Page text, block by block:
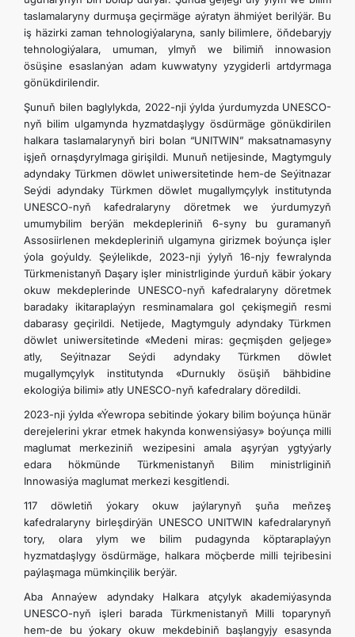
taslamalaryny durmuşa geçirmäge aýratyn ähmiýet berilýär. Bu
iş häzirki zaman tehnologiýalaryna, sanly bilimlere, öňdebaryjy
tehnologiýalara, umuman, ylmyň we bilimiň innowasion
ösüşine esaslanýan adam kuwwatyny yzygiderli artdyrmaga
gönükdirilendir.
Şunuň bilen baglylykda, 2022-nji ýylda ýurdumyzda UNESCO-
nyň bilim ulgamynda hyzmatdaşlygy ösdürmäge gönükdirilen
halkara taslamalarynyň biri bolan “UNITWIN” maksatnamasyny
işjeň ornaşdyrylmaga girişildi. Munuň netijesinde, Magtymguly
adyndaky Türkmen döwlet uniwersitetinde hem-de Seýitnazar
Seýdi adyndaky Türkmen döwlet mugallymçylyk institutynda
UNESCO-nyň kafedralaryny döretmek we ýurdumyzyň
umumybilim berýän mekdepleriniň 6-syny bu guramanyň
Assosiirlenen mekdepleriniň ulgamyna girizmek boýunça işler
ýola goýuldy. Şeýlelikde, 2023-nji ýylyň 16-njy fewralynda
Türkmenistanyň Daşary işler ministrliginde ýurduň käbir ýokary
okuw mekdeplerinde UNESCO-nyň kafedralaryny döretmek
baradaky ikitaraplaýyn resminamalara gol çekişmegiň resmi
dabarasy geçirildi. Netijede, Magtymguly adyndaky Türkmen
döwlet uniwersitetinde «Medeni miras: geçmişden geljege»
atly, Seýitnazar Seýdi adyndaky Türkmen döwlet
mugallymçylyk institutynda «Durnukly ösüşiň bähbidine
ekologiýa bilimi» atly UNESCO-nyň kafedralary döredildi.
2023-nji ýylda «Ýewropa sebitinde ýokary bilim boýunça hünär
derejelerini ykrar etmek hakynda konwensiýasy» boýunça milli
maglumat merkeziniň wezipesini amala aşyrýan ygtyýarly
edara hökmünde Türkmenistanyň Bilim ministrliginiň
Innowasiýa maglumat merkezi kesgitlendi.
117 döwletiň ýokary okuw jaýlarynyň şuňa meňzeş
kafedralaryny birleşdirýän UNESCO UNITWIN kafedralarynyň
tory, olara ylym we bilim pudagynda köptaraplaýyn
hyzmatdaşlygy ösdürmäge, halkara möçberde milli tejribesini
paýlaşmaga mümkinçilik berýär.
Aba Annaýew adyndaky Halkara atçylyk akademiýasynda
UNESCO-nyň işleri barada Türkmenistanyň Milli toparynyň
hem-de bu ýokary okuw mekdebiniň başlangyjy esasynda